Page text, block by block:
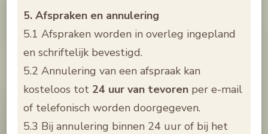
5. Afspraken en annulering
5.1 Afspraken worden in overleg ingepland
en schriftelijk bevestigd.
5.2 Annulering van een afspraak kan
kosteloos tot 24 uur van tevoren per e-mail
of telefonisch worden doorgegeven.
5.3 Bij annulering binnen 24 uur of bij het